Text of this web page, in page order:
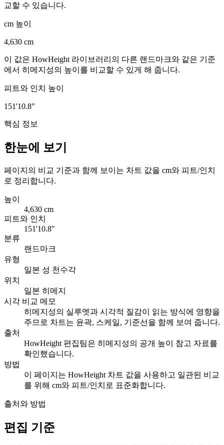
교할 수 있습니다.
cm 높이
4,630 cm
이 값은 HowHeight 라이브러리의 다른 랜드마크와 같은 기준
에서 히메지성의 높이를 비교할 수 있게 해 줍니다.
피트와 인치 높이
151'10.8"
핵심 정보
한눈에 보기
페이지의 비교 기준과 함께 보이는 차트 값을 cm와 피트/인치
로 정리합니다.
높이
4,630 cm
피트와 인치
151'10.8"
분류
랜드마크
유형
일본 성 천수각
위치
일본 히메지
시각 비교 메모
히메지성의 실루엣과 시각적 질감이 읽는 방식에 영향을
주므로 차트는 윤곽, 스케일, 기준선을 함께 보여 줍니다.
출처
HowHeight 편집팀은 히메지성의 공개 높이 참고 자료를
확인했습니다.
방법
이 페이지는 HowHeight 차트 값을 사용하고 일관된 비교
를 위해 cm와 피트/인치로 표준화합니다.
출처와 방법
편집 기준